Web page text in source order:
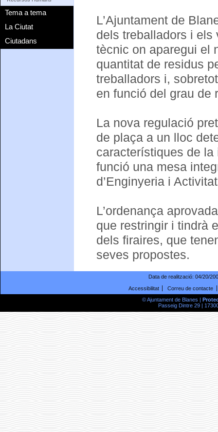
Tema a tema
La Ciutat
Ciutadans
L’Ajuntament de
dels treballadors i els
tècnic on aparegui el
quantitat de residus
treballadors i,
en funció del grau de
La nova regulació
de plaça a un lloc
característiques de la
funció una mesa
d’Enginyeria i
L’ordenança
que restringir i tindrà
dels firaires, que
seves propostes.
Data de realització: 04/20/
Accessibilitat
Correu de contacte
© Ajuntament de Blanes |
Passeig Dintre 29 |